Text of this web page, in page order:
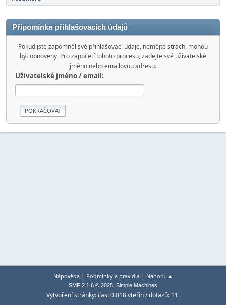
Připomínka přihlašovacích údajů
Pokud jste zapomněl své přihlašovací údaje, nemějte strach, mohou
být obnoveny. Pro započetí tohoto procesu, zadejte své uživatelské
jméno nebo emailovou adresu.
Uživatelské jméno / email:
Nápověda| Podmínky a pravidla| Nahoru ▲
SMF 2.1.6 © 2025, Simple Machines
Vytvoření stránky: čas: 0.018 vteřin / dotazů: 11.